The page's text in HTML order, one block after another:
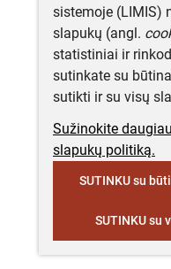
sistemoje (LIMIS)
slapukų (angl.
statistiniai ir
sutinkate su
sutikti ir su visų
Sužinokite
slapukų politiką.
SUTINKU su
SUTINKU su